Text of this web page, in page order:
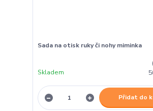
Sada na otisk ruky či nohy miminka
Skladem
Přidat do